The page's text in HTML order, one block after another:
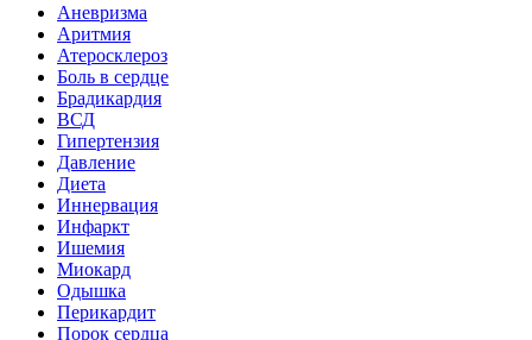
Аневризма
Аритмия
Атеросклероз
Боль в сердце
Брадикардия
ВСД
Гипертензия
Давление
Диета
Иннервация
Инфаркт
Ишемия
Миокард
Одышка
Перикардит
Порок сердца